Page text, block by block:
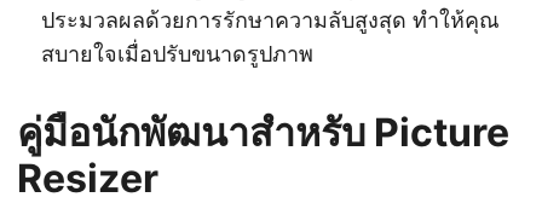
ประมวลผลด้วยการรักษาความลับสูงสุด ทำให้คุณ
สบายใจเมื่อปรับขนาดรูปภาพ
คู่มือนักพัฒนาสำหรับ Picture
Resizer